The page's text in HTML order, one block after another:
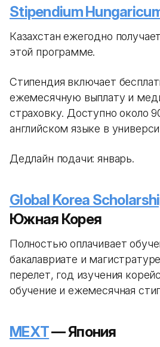
Stipendium
Казахстан ежегодно
этой программе.
Стипендия включает
ежемесячную выплату и
страховку. Доступно около
английском языке в
Дедлайн подачи: январь.
Global Korea
Южная Корея
Полностью оплачивает
бакалавриате и
перелет, год изучения
обучение и ежемесячная
MEXT— Япония